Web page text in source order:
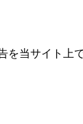
当サイト上